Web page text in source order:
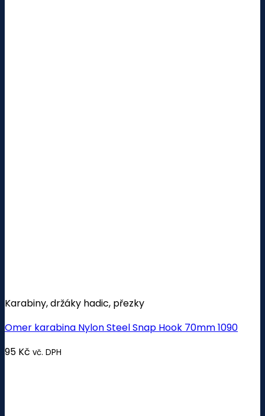
Karabiny, držáky hadic, přezky
Omer karabina Nylon Steel Snap Hook 70mm 1090
95 Kč vč. DPH